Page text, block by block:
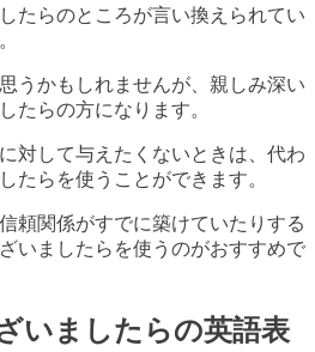
たらのところが言い換えられてい
うかもしれませんが、親しみ深い
たらの方になります。
対して与えたくないときは、代わ
たらを使うことができます。
頼関係がすでに築けていたりする
いましたらを使うのがおすすめで
いましたらの英語表